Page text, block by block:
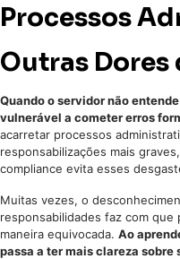
Processos
Outras Dores
Quando o servidor não
vulnerável a cometer erros
acarretar processos
responsabilizações mais
compliance evita esses
Muitas vezes, o
responsabilidades faz com que
maneira equivocada. Ao
passa a ter mais clareza